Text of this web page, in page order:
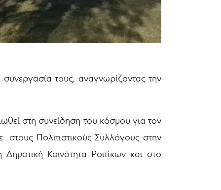
τους, αναγνωρίζοντας την
στη συνείδηση του κόσμου για τον
Πολιτιστικούς Συλλόγους στην
Κοινότητα Ροιτίκων και στο